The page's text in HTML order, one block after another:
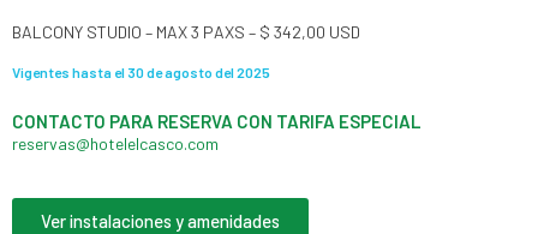
BALCONY STUDIO – MAX 3 PAXS – $ 342,00 USD
Vigentes hasta el 30 de agosto del 2025
CONTACTO PARA RESERVA CON TARIFA ESPECIAL​
reservas@hotelelcasco.com
Ver instalaciones y amenidades